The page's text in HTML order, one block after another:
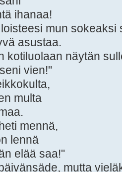
ihanaa!
mun sokeaksi
asustaa.
kotiluolaan näytän
vien!"
multa
mennä,
lennä
elää saa!"
mutta